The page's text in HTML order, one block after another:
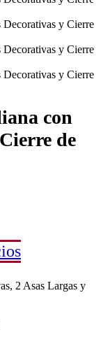
con
de
2 Asas Largas y